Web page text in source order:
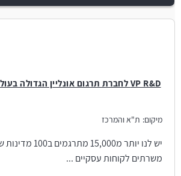
VP R&D לחברת תרגום אונליין הגדולה בעולם!
מיקום: ת"א והמרכז
יש לנו יותר מ15,000
משרתים לקוחות עסקיים ...